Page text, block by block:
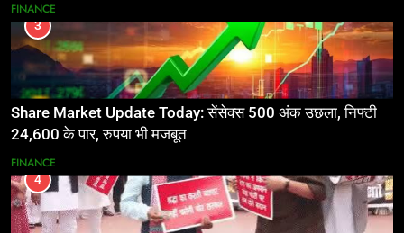
FINANCE
3
Share Market Update Today: सेंसेक्स 500 अंक उछला, निफ्टी
24,600 के पार, रुपया भी मजबूत
FINANCE
4